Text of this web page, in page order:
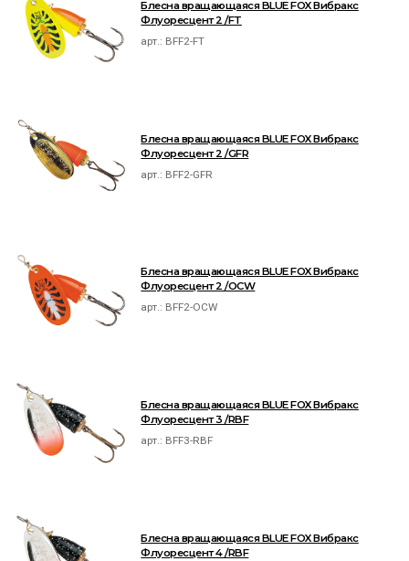
Блесна вращающаяся BLUE FOX Вибракс
Флуоресцент 2 /FT
арт.: BFF2-FT
Блесна вращающаяся BLUE FOX Вибракс
Флуоресцент 2 /GFR
арт.: BFF2-GFR
Блесна вращающаяся BLUE FOX Вибракс
Флуоресцент 2 /OCW
арт.: BFF2-OCW
Блесна вращающаяся BLUE FOX Вибракс
Флуоресцент 3 /RBF
арт.: BFF3-RBF
Блесна вращающаяся BLUE FOX Вибракс
Флуоресцент 4 /RBF